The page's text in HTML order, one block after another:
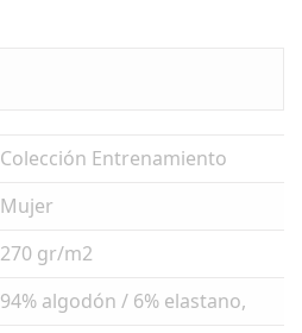
Colección Entrenamiento
Mujer
270 gr/m2
94% algodón / 6% elastano,